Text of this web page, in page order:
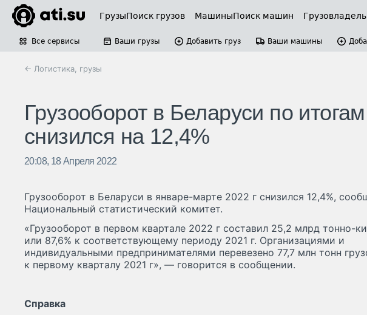
ГрузыПоиск грузов МашиныПоиск машин
Все сервисы Ваши грузы Добавить груз Ваши машины
← Логистика, грузы
Грузооборот в Беларуси по
снизился на 12,4%
20:08, 18 Апреля 2022
Грузооборот в Беларуси в январе-марте 2022 г снизился 12,4%,
Национальный статистический комитет.
«Грузооборот в первом квартале 2022 г составил 25,2 млрд тонно-
или 87,6% к соответствующему периоду 2021 г. Организациями и
индивидуальными предпринимателями перевезено 77,7 млн тонн
к первому кварталу 2021 г», — говорится в сообщении.
Справка